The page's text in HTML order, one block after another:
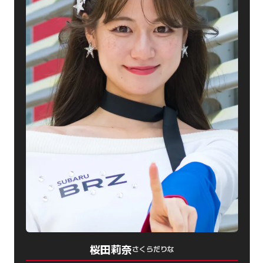
桜田莉奈さくらだりな